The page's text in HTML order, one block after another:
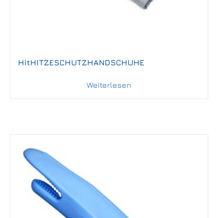
HitHITZESCHUTZHANDSCHUHE
Weiterlesen